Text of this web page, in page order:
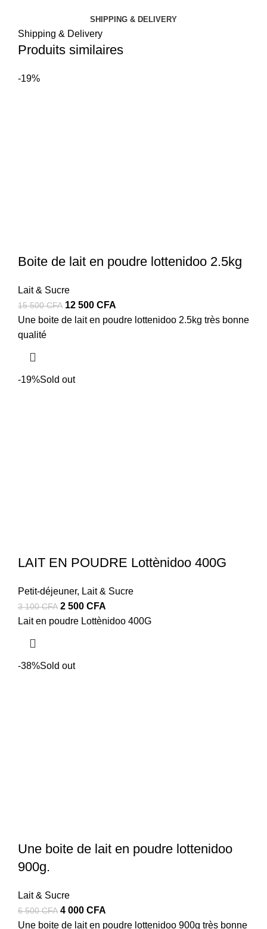
SHIPPING & DELIVERY
Shipping & Delivery
Produits similaires
-19%
Boite de lait en poudre lottenidoo 2.5kg
Lait & Sucre
15 500CFA Le
prix
500 CFA.
12 500 CFA
prix
Une boite de lait en poudre lottenidoo 2.5kg très bonne
qualité
-19%Sold out
LAIT EN POUDRE Lottènidoo 400G
Petit-déjeuner, Lait & Sucre
3 100CFA Le
prix
3
2 500 CFA
prix
Lait en poudre Lottènidoo 400G
-38%Sold out
Une boite de lait en poudre lottenidoo
900g.
Lait & Sucre
6 500CFA Le
prix
4 000 CFA
prix
Une boite de lait en poudre lottenidoo 900g très bonne